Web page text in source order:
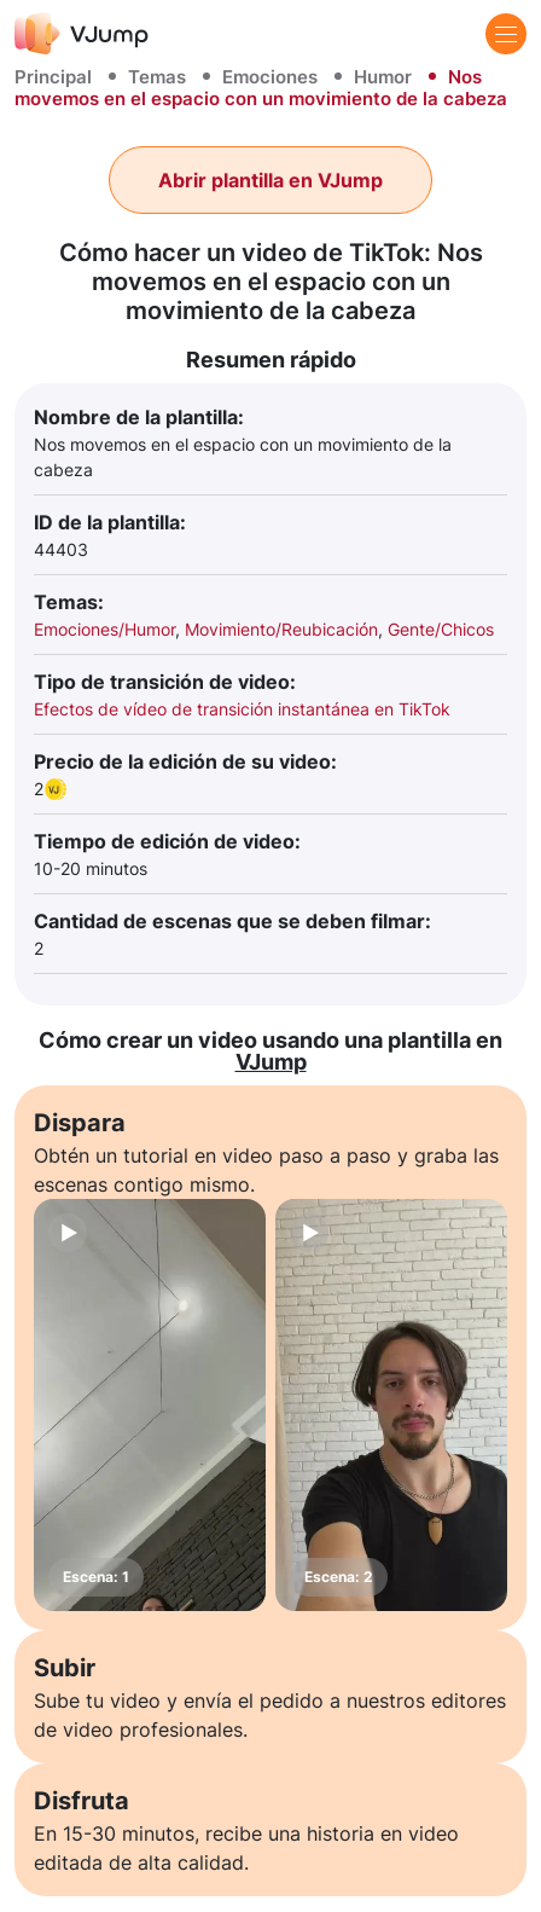
Principal Temas Emociones Humor
Nos
movemos en el espacio con un movimiento de la cabeza
Cómo hacer un video de TikTok: Nos
movemos en el espacio con un
movimiento de la cabeza
Abrir plantilla en VJump
Resumen rápido
Nombre de la plantilla:
Nos movemos en el espacio con un movimiento de la
cabeza
ID de la plantilla:
44403
Temas:
Emociones/Humor, Movimiento/Reubicación, Gente/Chicos
Tipo de transición de video:
Efectos de vídeo de transición instantánea en TikTok
Precio de la edición de su video:
2
Tiempo de edición de video:
10-20 minutos
Cantidad de escenas que se deben filmar:
2
Cómo crear un video usando una plantilla en
VJump
Dispara
Obtén un tutorial en video paso a paso y graba las
escenas contigo mismo.
Subir
Sube tu video y envía el pedido a nuestros editores
de video profesionales.
Disfruta
En 15-30 minutos, recibe una historia en video
editada de alta calidad.